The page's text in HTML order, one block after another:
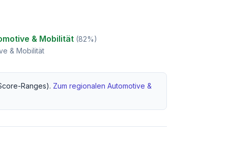
& Mobilität (82%)
& Mobilität
Ranges). Zum regionalen Automotive &